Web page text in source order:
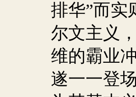
排华”而实
尔文主义
维的霸业
遂一一登